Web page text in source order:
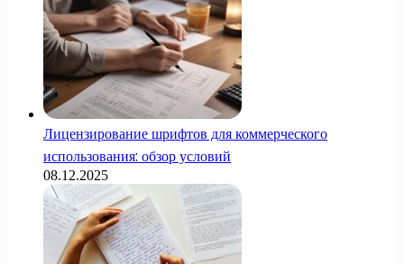
Лицензирование шрифтов для коммерческого
использования: обзор условий
08.12.2025